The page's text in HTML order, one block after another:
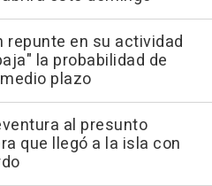
repunte en su actividad
la probabilidad de
plazo
al presunto
que llegó a la isla con